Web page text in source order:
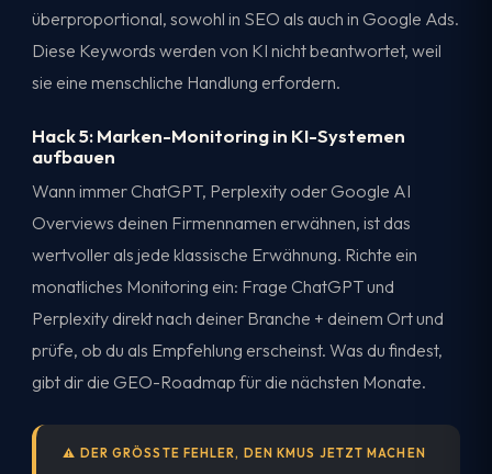
überproportional, sowohl in SEO als auch in Google Ads.
Diese Keywords werden von KI nicht beantwortet, weil
sie eine menschliche Handlung erfordern.
Hack 5: Marken-Monitoring in KI-Systemen
aufbauen
Wann immer ChatGPT, Perplexity oder Google AI
Overviews deinen Firmennamen erwähnen, ist das
wertvoller als jede klassische Erwähnung. Richte ein
monatliches Monitoring ein: Frage ChatGPT und
Perplexity direkt nach deiner Branche + deinem Ort und
prüfe, ob du als Empfehlung erscheinst. Was du findest,
gibt dir die GEO-Roadmap für die nächsten Monate.
⚠️ DER GRÖSSTE FEHLER, DEN KMUS JETZT MACHEN